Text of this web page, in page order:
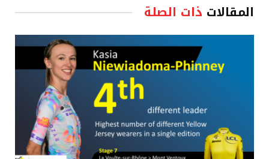
المقالات ذات الصلة